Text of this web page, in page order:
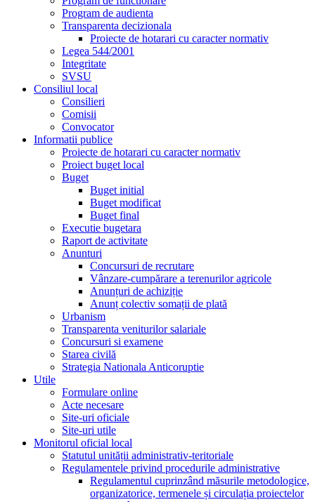
Program de audienta
Transparenta decizionala
Proiecte de hotarari cu caracter normativ
Legea 544/2001
Integritate
SVSU
Consiliul local
Consilieri
Comisii
Convocator
Informatii publice
Proiecte de hotarari cu caracter normativ
Proiect buget local
Buget
Buget initial
Buget modificat
Buget final
Executie bugetara
Raport de activitate
Anunturi
Concursuri de recrutare
Vânzare-cumpărare a terenurilor agricole
Anunțuri de achiziție
Anunț colectiv somații de plată
Urbanism
Transparenta veniturilor salariale
Concursuri si examene
Starea civilă
Strategia Nationala Anticoruptie
Utile
Formulare online
Acte necesare
Site-uri oficiale
Site-uri utile
Monitorul oficial local
Statutul unității administrativ-teritoriale
Regulamentele privind procedurile administrative
Regulamentul cuprinzând măsurile metodologice,
organizatorice, termenele și circulația proiectelor